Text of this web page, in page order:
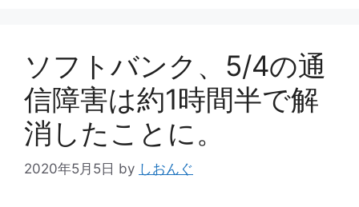
ソフトバンク、5/4の通
信障害は約1時間半で解
消したことに。
2020年5月5日 by しおんぐ